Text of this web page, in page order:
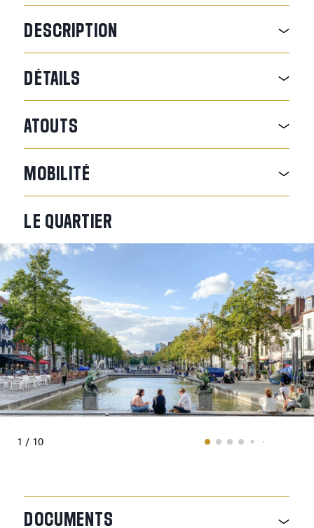
DESCRIPTION
DÉTAILS
ATOUTS
MOBILITÉ
LE QUARTIER
1 / 10
DOCUMENTS